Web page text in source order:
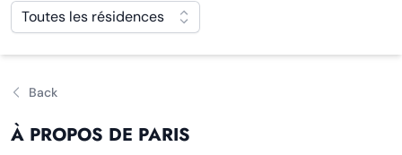
Toutes les résidences
Back
À PROPOS DE PARIS